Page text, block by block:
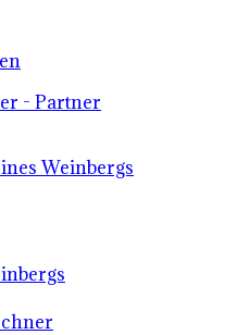
- Partner
Weinbergs